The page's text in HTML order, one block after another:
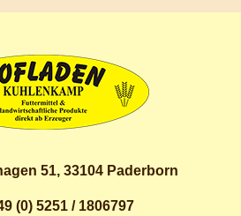
51, 33104 Paderborn
(0) 5251 / 1806797